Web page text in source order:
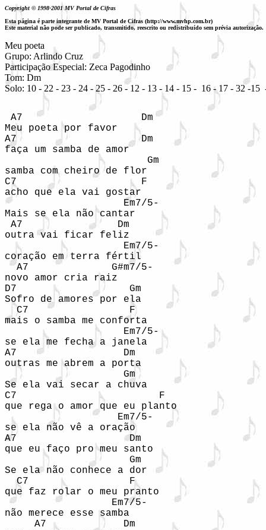
Copyright © 1998-2001 MV Portal de Cifras
Esta página é parte integrante de MV Portal de Cifras (http://www.mvhp.com.br)
Este material não pode ser publicado, transmitido, reescrito ou redistribuído sem prévia autorização.
Meu poeta
Grupo: Arlindo Cruz
Participação Especial: Zeca Pagodinho
Tom: Dm
A7                    Dm
Meu poeta por favor
A7                     Dm
faça um samba de amor
                        Gm
samba com cheiro de flor
C7                     F
acho que ela vai gostar
                    Em7/5-
Mais se ela não cantar
A7                Dm
outra vai ficar feliz
                    Em7/5-
coração em terra fértil
  A7              G#m7/5-
novo amor cria raiz
D7                   Gm
Sofro de amores por ela
  C7                 F
mais o samba me conforta
                    Em7/5-
se ela me fecha a janela
A7                  Dm
outras me abrem a porta
                    Gm
Se ela vai secar a chuva
C7                        F
que rega o amor que eu planto
                   Em7/5-
se ela não vê a oração
A7                   Dm
que eu faço pro meu santo
                     Gm
Se ela não conhece a dor
  C7                 F
que faz rolar o meu pranto
                  Em7/5-
não merece esse samba
     A7             Dm